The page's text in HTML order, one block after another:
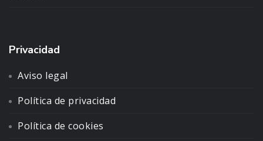
Privacidad
Aviso legal
Política de privacidad
Política de cookies